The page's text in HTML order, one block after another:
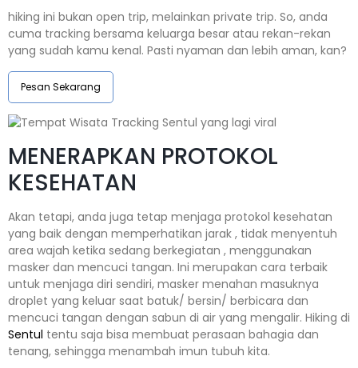
hiking ini bukan open trip, melainkan private trip. So, anda
cuma tracking bersama keluarga besar atau rekan-rekan
yang sudah kamu kenal. Pasti nyaman dan lebih aman, kan?
Pesan Sekarang
MENERAPKAN PROTOKOL
KESEHATAN
Akan tetapi, anda juga tetap menjaga protokol kesehatan
yang baik dengan memperhatikan jarak , tidak menyentuh
area wajah ketika sedang berkegiatan , menggunakan
masker dan mencuci tangan. Ini merupakan cara terbaik
untuk menjaga diri sendiri, masker menahan masuknya
droplet yang keluar saat batuk/ bersin/ berbicara dan
mencuci tangan dengan sabun di air yang mengalir. Hiking di
Sentul tentu saja bisa membuat perasaan bahagia dan
tenang, sehingga menambah imun tubuh kita.